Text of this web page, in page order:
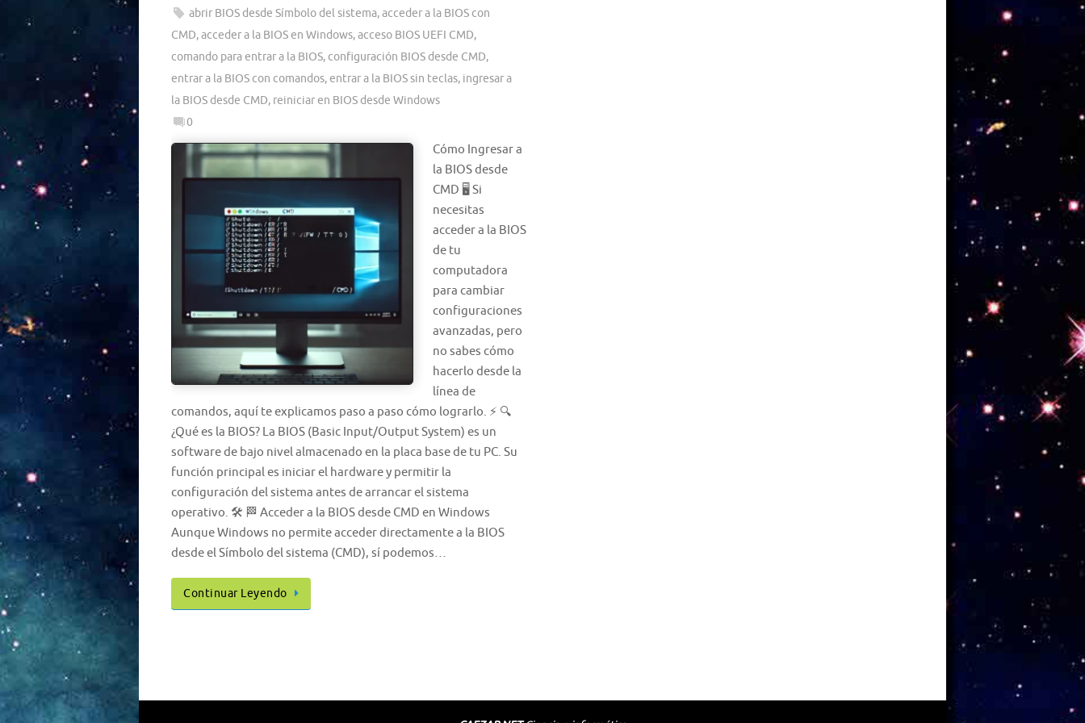
abrir BIOS desde Símbolo del sistema,acceder a la BIOS con
CMD,acceder a la BIOS en Windows,acceso BIOS UEFI CMD,
comando para entrar a la BIOS, configuración BIOS desde CMD,
entrar a la BIOS con comandos,entrar a la BIOS sin teclas, ingresar a
la BIOS desde CMD, reiniciar en BIOS desde Windows
0
Cómo Ingresar a
la BIOS desde
CMD 🖥️ Si
necesitas
acceder a la BIOS
de tu
computadora
para cambiar
configuraciones
avanzadas, pero
no sabes cómo
hacerlo desde la
línea de
comandos, aquí te explicamos paso a paso cómo lograrlo. ⚡ 🔍
¿Qué es la BIOS? La BIOS (Basic Input/Output System) es un
software de bajo nivel almacenado en la placa base de tu PC. Su
función principal es iniciar el hardware y permitir la
configuración del sistema antes de arrancar el sistema
operativo. 🛠️ 🏁 Acceder a la BIOS desde CMD en Windows
Aunque Windows no permite acceder directamente a la BIOS
desde el Símbolo del sistema (CMD), sí podemos…
Continuar Leyendo